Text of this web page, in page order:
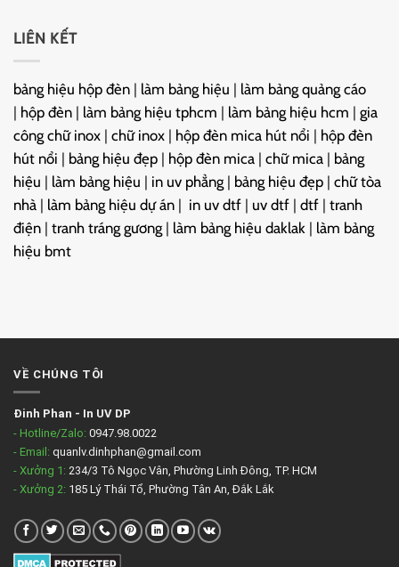
LIÊN KẾT
bảng hiệu hộp đèn | làm bảng hiệu | làm bảng quảng cáo
| hộp đèn | làm bảng hiệu tphcm | làm bảng hiệu hcm | gia
công chữ inox | chữ inox | hộp đèn mica hút nổi | hộp đèn
hút nổi | bảng hiệu đẹp | hộp đèn mica | chữ mica | bảng
hiệu | làm bảng hiệu | in uv phẳng | bảng hiệu đẹp | chữ tòa
nhà | làm bảng hiệu dự án | in uv dtf | uv dtf | dtf | tranh
điện | tranh tráng gương | làm bảng hiệu daklak | làm bảng
hiệu bmt
VỀ CHÚNG TÔI
Đinh Phan - In UV DP
- Hotline/Zalo: 0947.98.0022
- Email: quanlv.dinhphan@gmail.com
- Xưởng 1: 234/3 Tô Ngọc Vân, Phường Linh Đông, TP. HCM
- Xưởng 2: 185 Lý Thái Tổ, Phường Tân An, Đắk Lắk